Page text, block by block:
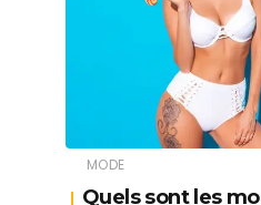
MODE
Quels sont les